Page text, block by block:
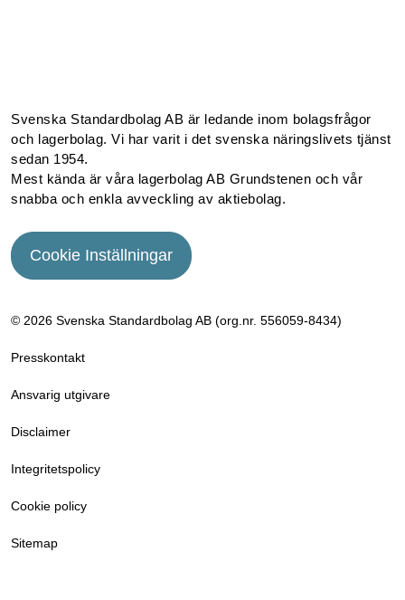
Svenska Standardbolag AB är ledande inom bolagsfrågor
och lagerbolag. Vi har varit i det svenska näringslivets tjänst
sedan 1954.
Mest kända är våra lagerbolag AB Grundstenen och vår
snabba och enkla avveckling av aktiebolag.
Cookie Inställningar
© 2026 Svenska Standardbolag AB (org.nr. 556059­-8434)
Presskontakt
Ansvarig utgivare
Disclaimer
Integritetspolicy
Cookie policy
Sitemap